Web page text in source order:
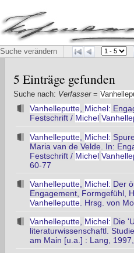
Suche verändern
5 Einträge gefunden
Suche nach: Verfasser=
Vanhelleputte, Michel:
Festschrift / Michel
Vanhelleputte Michel:
Maria van de Velde. In:
Festschrift / Michel
60-77
Vanhelleputte Michel: Der
Engagement, Formgefühl,
Vanhelleputte . Hrsg. von
Vanhelleputte, Michel: Die
literaturwissenschaftl.
am Main [u.a.] : Lang,